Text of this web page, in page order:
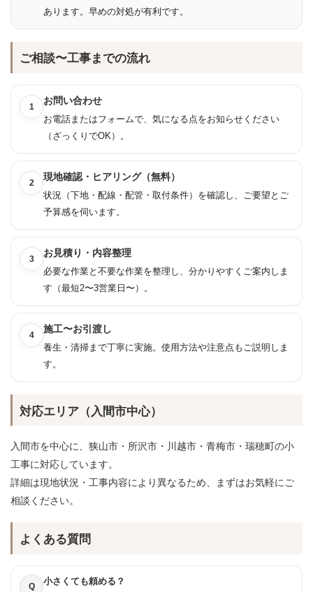
あります。早めの対処が有利です。
ご相談〜工事までの流れ
1
お問い合わせ
お電話またはフォームで、気になる点をお知らせください
（ざっくりでOK）。
2
現地確認・ヒアリング（無料）
状況（下地・配線・配管・取付条件）を確認し、ご要望とご
予算感を伺います。
3
お見積り・内容整理
必要な作業と不要な作業を整理し、分かりやすくご案内しま
す（最短2〜3営業日〜）。
4
施工〜お引渡し
養生・清掃まで丁寧に実施。使用方法や注意点もご説明しま
す。
対応エリア（入間市中心）
入間市を中心に、狭山市・所沢市・川越市・青梅市・瑞穂町の小
工事に対応しています。
詳細は現地状況・工事内容により異なるため、まずはお気軽にご
相談ください。
よくある質問
Q 小さくても頼める？